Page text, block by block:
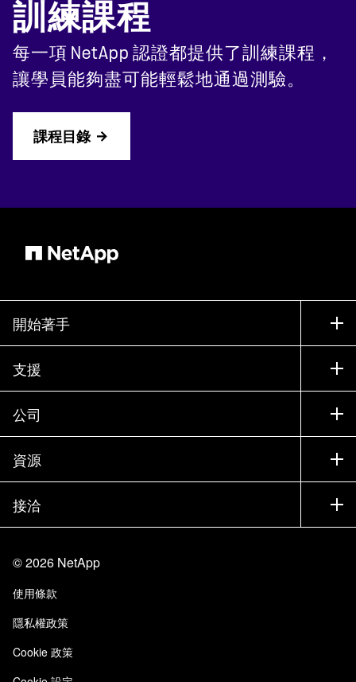
訓練課程
每一項 NetApp 認證都提供了訓練課程，
讓學員能夠盡可能輕鬆地通過測驗。
課程目錄
開始著手
如何購買
聯絡銷售人員
尋找合作夥伴
試用產品
執行簡報
產品（依英文字母順序排列）
支援
支援
訓練
說明文件
知識庫
社群
公司
公司
合作夥伴
工作機會
信任中心
責任與永續
品質認證
NetApp Instaclustr
資源
新聞
活動
部落格
客戶使用經驗
客戶成功案例
接洽
網站意見反應
存取性
電子郵件訂閱
©2026 NetApp
使用條款
隱私權政策
Cookie 政策